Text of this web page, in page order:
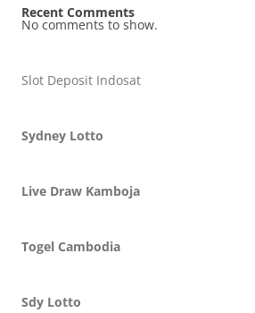
Recent Comments
No comments to show.
Slot Deposit Indosat
Sydney Lotto
Live Draw Kamboja
Togel Cambodia
Sdy Lotto